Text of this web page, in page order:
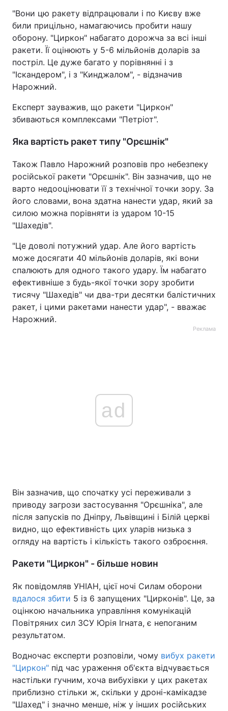
"Вони цю ракету відпрацювали і по Києву вже
били прицільно, намагаючись пробити нашу
оборону. "Циркон" набагато дорожча за всі інші
ракети. Її оцінюють у 5-6 мільйонів доларів за
постріл. Це дуже багато у порівнянні і з
"Іскандером", і з "Кинджалом", - відзначив
Нарожний.
Експерт зауважив, що ракети "Циркон"
збиваються комплекcами "Петріот".
Яка вартість ракет типу "Орєшнік"
Також Павло Нарожний розповів про небезпеку
російської ракети "Орєшнік". Він зазначив, що не
варто недооцінювати її з технічної точки зору. За
його словами, вона здатна нанести удар, який за
силою можна порівняти із ударом 10-15
"Шахедів".
"Це доволі потужний удар. Але його вартість
може досягати 40 мільйонів доларів, які вони
спалюють для одного такого удару. Їм набагато
ефективніше з будь-якої точки зору зробити
тисячу "Шахедів" чи два-три десятки балістичних
ракет, і цими ракетами нанести удар", - вважає
Нарожний.
Реклама
ad
Він зазначив, що спочатку усі переживали з
приводу загрози застосування "Орєшніка", але
після запусків по Дніпру, Львівщині і Білій церкві
видно, що ефективність цих уларів низька з
огляду на вартість і кількість такого озброєння.
Ракети "Циркон" - більше новин
Як повідомляв УНІАН, цієї ночі Силам оборони
вдалося збити 5 із 6 запущених "Цирконів". Це, за
оцінкою начальника управління комунікацій
Повітряних сил ЗСУ Юрія Ігната, є непоганим
результатом.
Водночас експерти розповіли, чому вибух ракети
"Циркон" під час ураження об'єкта відчувається
настільки гучним, хоча вибухівки у цих ракетах
приблизно стільки ж, скільки у дроні-камікадзе
"Шахед" і значно менше, ніж у інших російських